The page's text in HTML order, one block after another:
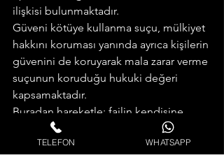
ilişkisi bulunmaktadır.
Güveni kötüye kullanma suçu, mülkiyet
hakkını koruması yanında ayrıca kişilerin
güvenini de koruyarak mala zarar verme
suçunun koruduğu hukuki değeri
kapsamaktadır.
Buradan hareketle; failin kendisine
muhafaza etmek veya belirli şekilde
kullanmak üzere zilyetliği devredilmiş
TELEFON WHATSAPP